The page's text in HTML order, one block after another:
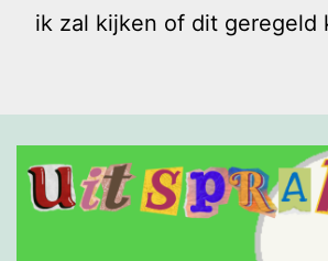
ik zal kijken of dit geregeld